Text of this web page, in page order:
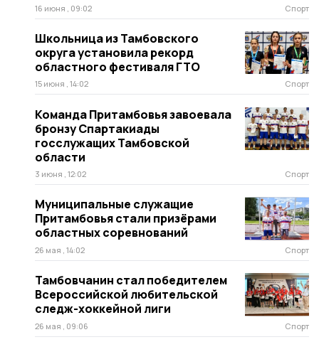
16 июня , 09:02 Спорт
Школьница из Тамбовского
округа установила рекорд
областного фестиваля ГТО
15 июня , 14:02 Спорт
Команда Притамбовья завоевала
бронзу Спартакиады
госслужащих Тамбовской
области
3 июня , 12:02 Спорт
Муниципальные служащие
Притамбовья стали призёрами
областных соревнований
26 мая , 14:02 Спорт
Тамбовчанин стал победителем
Всероссийской любительской
следж-хоккейной лиги
26 мая , 09:06 Спорт